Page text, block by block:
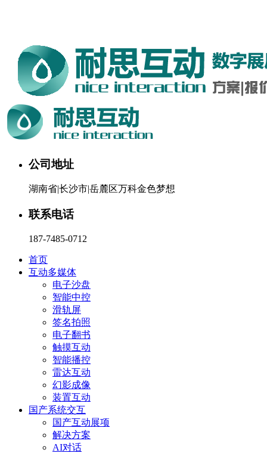
公司地址
湖南省|长沙市|岳麓区万科金色梦想
联系电话
187-7485-0712
首页
互动多媒体
电子沙盘
智能中控
滑轨屏
签名拍照
电子翻书
触摸互动
智能播控
雷达互动
幻影成像
装置互动
国产系统交互
国产互动展项
解决方案
AI对话